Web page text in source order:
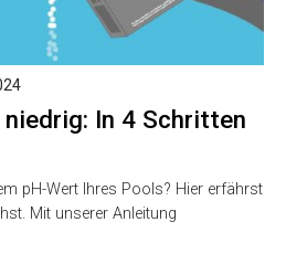
In 4 Schritten
pH-Wert Ihres Pools? Hier erfährst
Mit unserer Anleitung